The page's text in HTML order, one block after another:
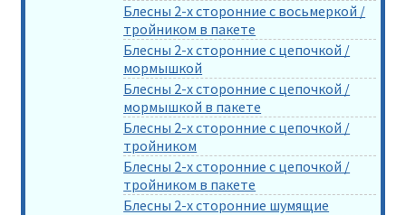
Блесны 2-х сторонние с восьмеркой /
тройником в пакете
Блесны 2-х сторонние с цепочкой /
мормышкой
Блесны 2-х сторонние с цепочкой /
мормышкой в пакете
Блесны 2-х сторонние с цепочкой /
тройником
Блесны 2-х сторонние с цепочкой /
тройником в пакете
Блесны 2-х сторонние шумящие